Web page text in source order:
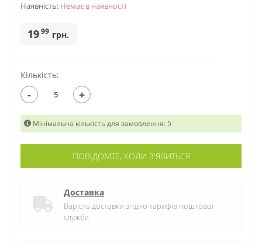
Наявність: Немає в наявностi
1999 грн.
Кількість:
- +
Мінімальна кількість для замовлення: 5
ПОВІДОМТЕ, КОЛИ З'ЯВИТЬСЯ
Доставка
Варість доставки згідно тарифів поштової
служби